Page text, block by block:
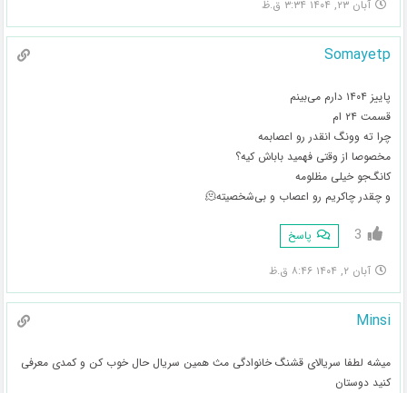
آبان ۲۳, ۱۴۰۴ ۳:۳۴ ق.ظ
Somayetp
پاییز ۱۴۰۴ دارم می‌بینم
قسمت ۲۴ ام
چرا ته وونگ انقدر رو اعصابمه
مخصوصا از وقتی فهمید باباش کیه؟
کانگ‌جو خیلی مظلومه
و چقدر چاکریم رو اعصاب و بی‌شخصیته🫠
3 پاسخ
آبان ۲, ۱۴۰۴ ۸:۴۶ ق.ظ
Minsi
میشه لطفا سریالای قشنگ خانوادگی مث همین سریال حال خوب کن و کمدی معرفی
کنید دوستان